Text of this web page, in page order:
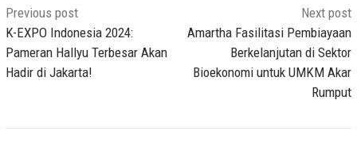
Post
navigation
Previous post
K-EXPO Indonesia 2024:
Pameran Hallyu Terbesar Akan
Hadir di Jakarta!
Next post
Amartha Fasilitasi Pembiayaan
Berkelanjutan di Sektor
Bioekonomi untuk UMKM Akar
Rumput